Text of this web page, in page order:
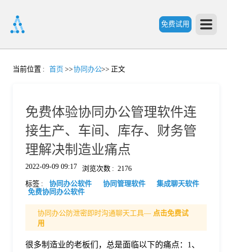
免费试用
首
价
格
当前位置 : 首页 >>协同办公>> 正文
免费体验协同办公管理软件连
接生产、车间、库存、财务管
理解决制造业痛点
2022-09-09 09:17 浏览次数 : 2176
标签 : 协同办公软件 协同管理软件
集成聊天软件
免费协同办公软件
协同办公防泄密即时沟通聊天工具— 点击免费试
用
很多制造业的老板们，总是面临以下的痛点：1、